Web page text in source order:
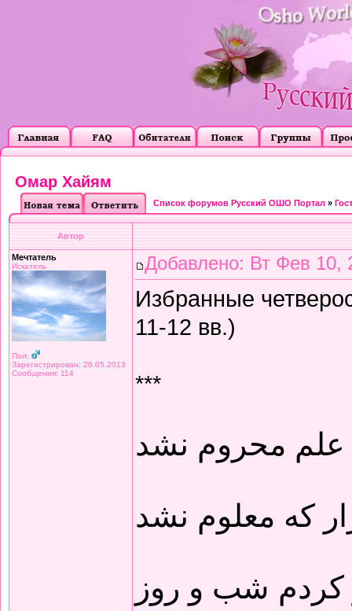
Омар Хайям
Список форумов Русский ОШО Портал »
Автор
Мечтатель
Искатель
Пол:
Зарегистрирован: 26.05.2013
Сообщения: 114
Добавлено: Вт Фев 10,
Избранные
11-12 вв.)
***
محروم نشد
که معلوم نشد
کردم شب و روز